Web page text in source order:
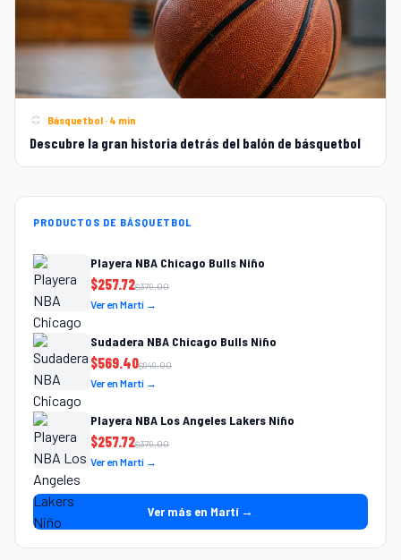
Básquetbol · 4 min
Descubre la gran historia detrás del balón de básquetbol
PRODUCTOS DE BÁSQUETBOL
Playera NBA Chicago Bulls Niño
$257.72$379.00
Ver en Martí →
Sudadera NBA Chicago Bulls Niño
$569.40$949.00
Ver en Martí →
Playera NBA Los Angeles Lakers Niño
$257.72$379.00
Ver en Martí →
Ver más en Martí →